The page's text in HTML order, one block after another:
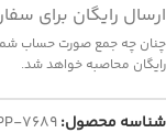
ارسال رایگان برای سفارش های
رایگان محاصبه خواهد شد.
شناسه محصول:7689